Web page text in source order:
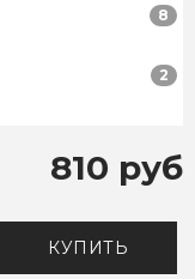
8
2
810 руб
КУПИТЬ